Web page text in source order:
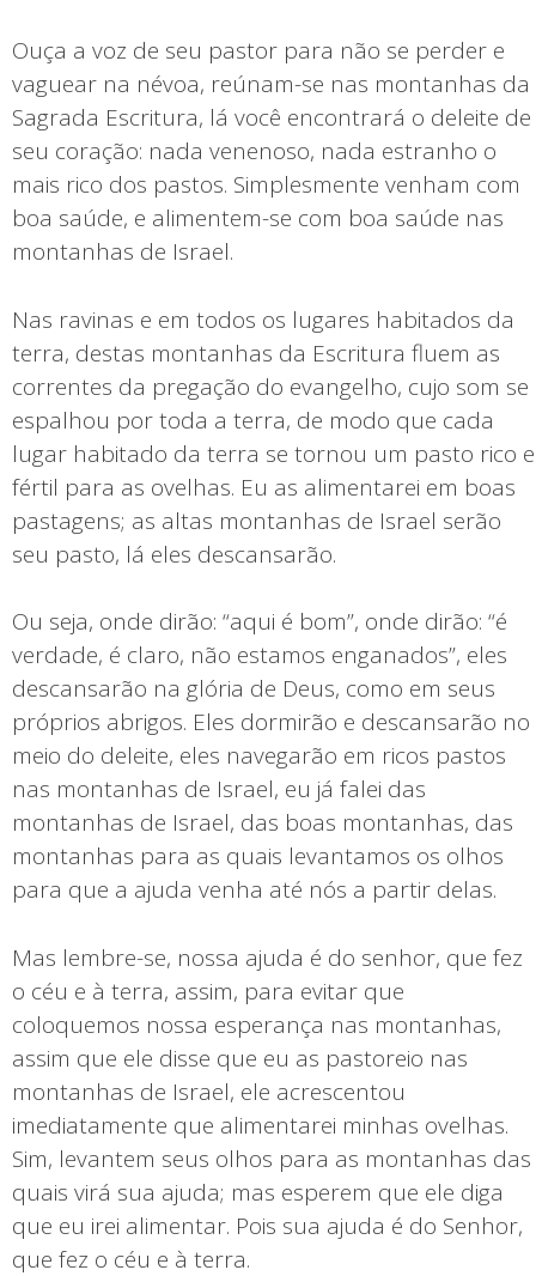
Ouça a voz de seu pastor para não se perder e
vaguear na névoa, reúnam-se nas montanhas da
Sagrada Escritura, lá você encontrará o deleite de
seu coração: nada venenoso, nada estranho o
mais rico dos pastos. Simplesmente venham com
boa saúde, e alimentem-se com boa saúde nas
montanhas de Israel.
Nas ravinas e em todos os lugares habitados da
terra, destas montanhas da Escritura fluem as
correntes da pregação do evangelho, cujo som se
espalhou por toda a terra, de modo que cada
lugar habitado da terra se tornou um pasto rico e
fértil para as ovelhas. Eu as alimentarei em boas
pastagens; as altas montanhas de Israel serão
seu pasto, lá eles descansarão.
Ou seja, onde dirão: “aqui é bom”, onde dirão: “é
verdade, é claro, não estamos enganados”, eles
descansarão na glória de Deus, como em seus
próprios abrigos. Eles dormirão e descansarão no
meio do deleite, eles navegarão em ricos pastos
nas montanhas de Israel, eu já falei das
montanhas de Israel, das boas montanhas, das
montanhas para as quais levantamos os olhos
para que a ajuda venha até nós a partir delas.
Mas lembre-se, nossa ajuda é do senhor, que fez
o céu e à terra, assim, para evitar que
coloquemos nossa esperança nas montanhas,
assim que ele disse que eu as pastoreio nas
montanhas de Israel, ele acrescentou
imediatamente que alimentarei minhas ovelhas.
Sim, levantem seus olhos para as montanhas das
quais virá sua ajuda; mas esperem que ele diga
que eu irei alimentar. Pois sua ajuda é do Senhor,
que fez o céu e à terra.